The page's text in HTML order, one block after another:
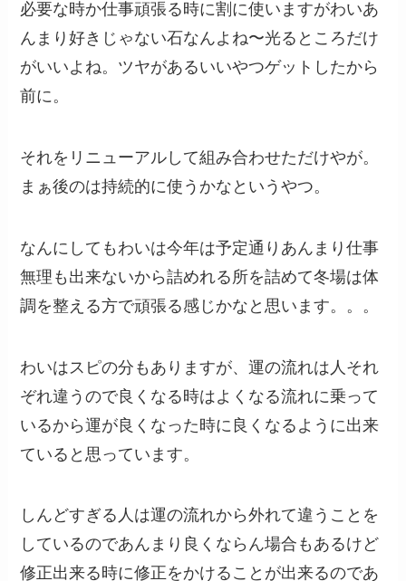
必要な時か仕事頑張る時に割に使いますがわいあ
んまり好きじゃない石なんよね〜光るところだけ
がいいよね。ツヤがあるいいやつゲットしたから
前に。
それをリニューアルして組み合わせただけやが。
まぁ後のは持続的に使うかなというやつ。
なんにしてもわいは今年は予定通りあんまり仕事
無理も出来ないから詰めれる所を詰めて冬場は体
調を整える方で頑張る感じかなと思います。。。
わいはスピの分もありますが、運の流れは人それ
ぞれ違うので良くなる時はよくなる流れに乗って
いるから運が良くなった時に良くなるように出来
ていると思っています。
しんどすぎる人は運の流れから外れて違うことを
しているのであんまり良くならん場合もあるけど
修正出来る時に修正をかけることが出来るのであ